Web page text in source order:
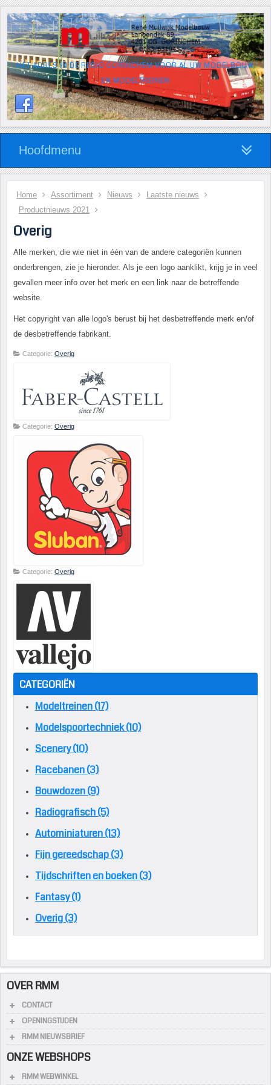
HÉT ADRES IN DE REGIO GORINCHEM VOOR AL UW MODELBOUW
EN MODELTREINEN
Hoofdmenu
Home Assortiment Nieuws
Laatste nieuws
Productnieuws 2021
Overig
Alle merken, die wie niet in één van de andere categoriën kunnen
onderbrengen, zie je hieronder. Als je een logo aanklikt, krijg je in veel
gevallen meer info over het merk en een link naar de betreffende
website.
Het copyright van alle logo's berust bij het desbetreffende merk en/of
de desbetreffende fabrikant.
Categorie: Overig
Categorie: Overig
Categorie: Overig
CATEGORIËN
Modeltreinen (17)
Modelspoortechniek (10)
Scenery (10)
Racebanen (3)
Bouwdozen (9)
Radiografisch (5)
Autominiaturen (13)
Fijn gereedschap (3)
Tijdschriften en boeken (3)
Fantasy (1)
Overig (3)
OVER RMM
CONTACT
OPENINGSTIJDEN
RMM NIEUWSBRIEF
ONZE WEBSHOPS
RMM WEBWINKEL